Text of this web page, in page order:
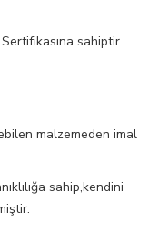
sahiptir.
malzemeden imal
sahip,kendini